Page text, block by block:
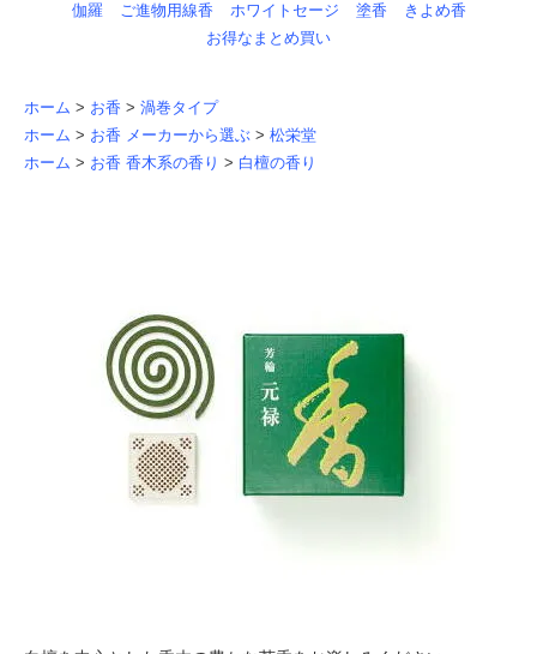
伽羅 ご進物用線香 ホワイトセージ 塗香
きよめ香
お得なまとめ買い
ホーム > お香 > 渦巻タイプ
ホーム > お香 メーカーから選ぶ > 松栄堂
ホーム > お香 香木系の香り > 白檀の香り